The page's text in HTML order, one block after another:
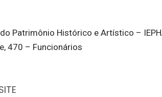
Patrimônio Histórico e Artístico –
470 – Funcionários